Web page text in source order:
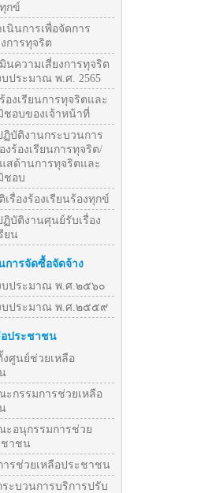
กข์
นินการเพื่อจัดการ
การทุจริต
นความเสี่ยงการทุจริต
ประมาณ พ.ศ. 2565
องเรียนการทุจริตและ
ชอบของเจ้าหน้าที่
ฏิบัติงานกระบวนการ
งร้องเรียนการทุจริต/
สด้านการทุจริตและ
ชอบ
รื่องร้องเรียนร้องทุกข์
ฏิบัติงานศุนย์รับเรื่อง
ยน
นการจัดซื้อจัดจ้าง
บประมาณ พ.ศ.๒๕๖๐
บประมาณ พ.ศ.๒๕๕๙
ประชาชน
งศูนย์ช่วยเหลือ
ะกรรมการช่วยเหลือ
ะอนุกรรมการช่วย
ชาชน
ารช่วยเหลือประชาชน
ะบวนการบริการปรับ